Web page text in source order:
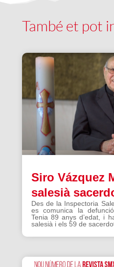
També et pot
Siro Vázquez
salesià
Des de la Inspectoria
es comunica la
Tenia 89 anys d’edat, i
salesià i els 59 de